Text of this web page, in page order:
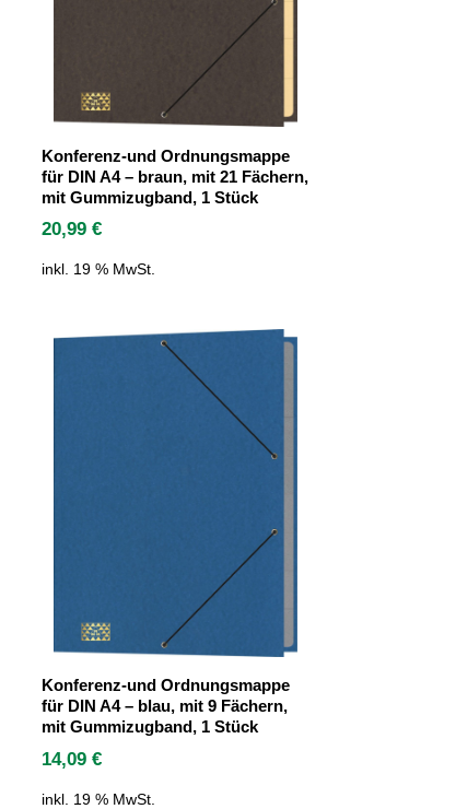
Konferenz-und Ordnungsmappe
für DIN A4 – braun, mit 21 Fächern,
mit Gummizugband, 1 Stück
20,99 €
inkl. 19 % MwSt.
Konferenz-und Ordnungsmappe
für DIN A4 – blau, mit 9 Fächern,
mit Gummizugband, 1 Stück
14,09 €
inkl. 19 % MwSt.